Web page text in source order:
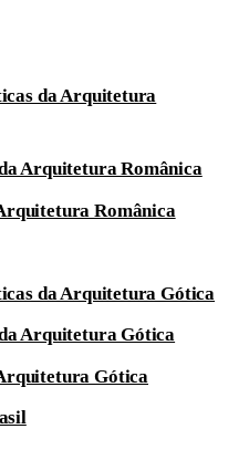
da Arquitetura
Arquitetura Românica
Românica
da Arquitetura Gótica
Arquitetura Gótica
Gótica